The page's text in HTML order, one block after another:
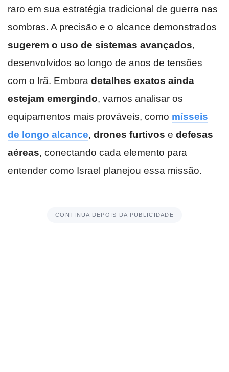
raro em sua estratégia tradicional de guerra nas
sombras. A precisão e o alcance demonstrados
sugerem o uso de sistemas avançados,
desenvolvidos ao longo de anos de tensões
com o Irã. Embora detalhes exatos ainda
estejam emergindo, vamos analisar os
equipamentos mais prováveis, como mísseis
de longo alcance, drones furtivos e defesas
aéreas, conectando cada elemento para
entender como Israel planejou essa missão.
CONTINUA DEPOIS DA PUBLICIDADE